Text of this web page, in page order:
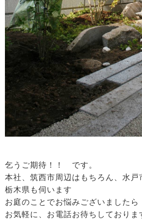
乞うご期待！！ です。
本社、筑西市周辺はもちろん、水戸
栃木県も伺います
お庭のことでお悩みございましたら
お気軽に、お電話お待ちしておりま